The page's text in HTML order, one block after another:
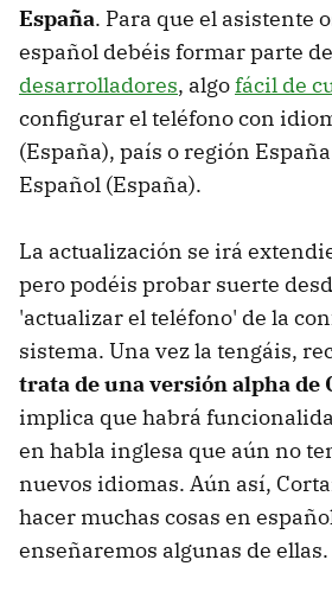
España. Para que el asistente
español debéis formar parte
desarrolladores, algofácil de
configurar el teléfono con
(España), país o región
Español (España).
La actualización se irá
pero podéis probar suerte
'actualizar el teléfono' de la
sistema. Una vez la tengáis,
trata de una versión alpha de
implica que habrá
en habla inglesa que aún no
nuevos idiomas. Aún así,
hacer muchas cosas en
enseñaremos algunas de ellas.